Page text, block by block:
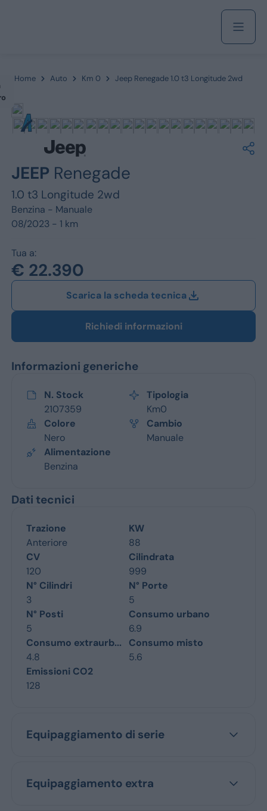
Acquista
Azienda
Alfa Romeo
Dacia
Opel
Vedi tutti i marchi
Home Auto Km 0 Jeep Renegade 1.0 t3 Longitude 2wd
JEEP Renegade
1.0 t3 Longitude 2wd
Benzina - Manuale
08/2023 - 1 km
Tua a:
€ 22.390
Scarica la scheda tecnica
Richiedi informazioni
Informazioni generiche
N. Stock
2107359
Tipologia
Km0
Colore
Nero
Cambio
Manuale
Alimentazione
Benzina
Dati tecnici
Trazione
Anteriore
KW
88
CV
120
Cilindrata
999
N° Cilindri
3
N° Porte
5
N° Posti
5
Consumo urbano
6.9
Consumo extraurb...
4.8
Consumo misto
5.6
Emissioni CO2
128
Equipaggiamento di serie
Equipaggiamento extra